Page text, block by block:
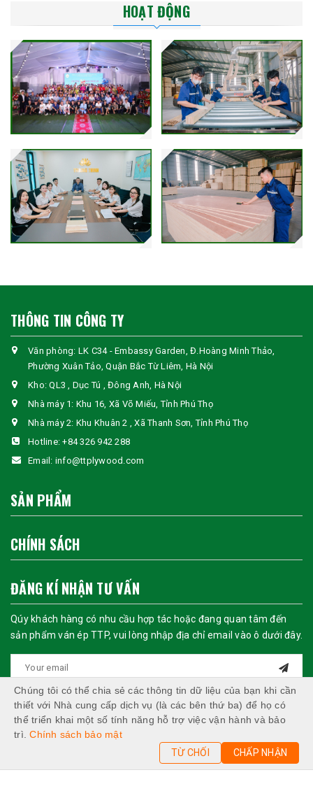
HOẠT ĐỘNG
THÔNG TIN CÔNG TY
Văn phòng: LK C34 - Embassy Garden, Đ.Hoàng Minh Thảo,
Phường Xuân Tảo, Quận Bắc Từ Liêm, Hà Nội
Kho: QL3 , Dục Tú , Đông Anh, Hà Nội
Nhà máy 1: Khu 16, Xã Võ Miếu, Tỉnh Phú Thọ
Nhà máy 2: Khu Khuân 2 , Xã Thanh Sơn, Tỉnh Phú Thọ
Hotline:+84 326 942 288
Email: info@ttplywood.com
SẢN PHẨM
CHÍNH SÁCH
ĐĂNG KÍ NHẬN TƯ VẤN
Qúy khách hàng có nhu cầu hợp tác hoặc đang quan tâm đến
sản phẩm ván ép TTP, vui lòng nhập địa chỉ email vào ô dưới đây.
© Copyright belongs to Công ty Cổ phần Kinh Doanh Thương
Chúng tôi có thể chia sẻ các thông tin dữ liệu của bạn khi cần
thiết với Nhà cung cấp dịch vụ (là các bên thứ ba) để họ có
thể triển khai một số tính năng hỗ trợ việc vận hành và bảo
trì.Chính sách bảo mật
TỪ CHỐI
CHẤP NHẬN